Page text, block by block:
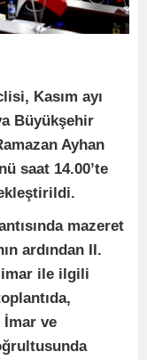
Kasım ayı
Büyükşehir
Ayhan
saat 14.00’te
mazeret
ardından II.
imar ile ilgili
İmar ve